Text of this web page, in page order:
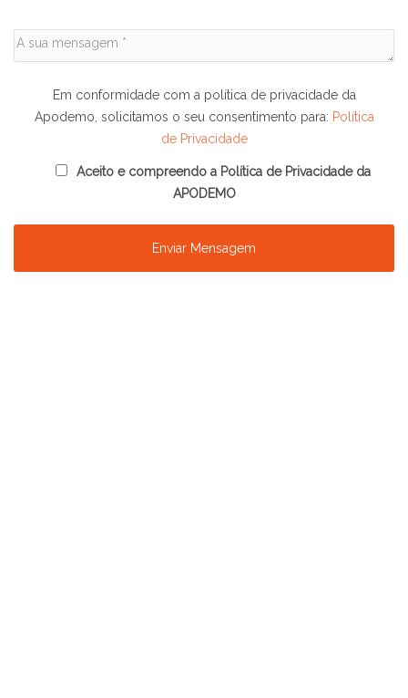
Em conformidade com a política de privacidade da
Apodemo, solicitamos o seu consentimento para: Política
de Privacidade
Aceito e compreendo a Política de Privacidade da
APODEMO